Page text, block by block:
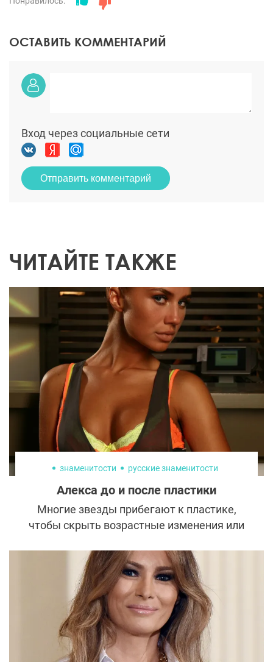
ОСТАВИТЬ КОММЕНТАРИЙ
Вход через социальные сети
Отправить комментарий
ЧИТАЙТЕ ТАКЖЕ
знаменитости русские знаменитости
Алекса до и после пластики
Многие звезды прибегают к пластике,
чтобы скрыть возрастные изменения или
после пластики получила
противоположный эффект и стала
выглядеть старше.